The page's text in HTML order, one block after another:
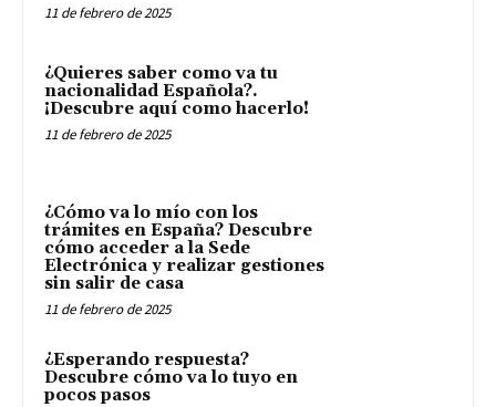
11 de febrero de 2025
¿Quieres saber como va tu
nacionalidad Española?.
¡Descubre aquí como hacerlo!
11 de febrero de 2025
¿Cómo va lo mío con los
trámites en España? Descubre
cómo acceder a la Sede
Electrónica y realizar gestiones
sin salir de casa
11 de febrero de 2025
¿Esperando respuesta?
Descubre cómo va lo tuyo en
pocos pasos